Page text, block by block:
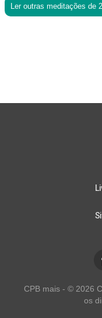
Ler outras meditações de
CPB mais - © 2026
os